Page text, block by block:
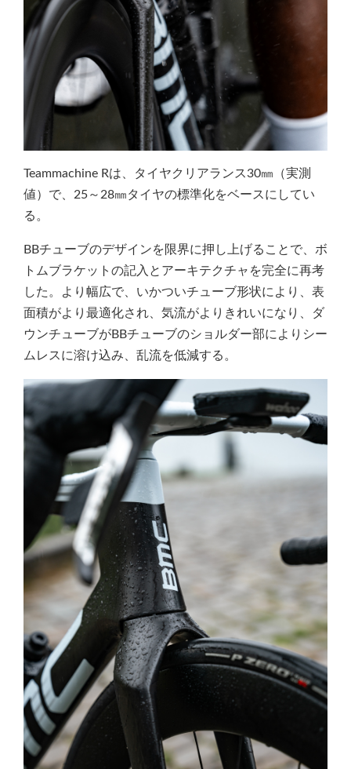
Teammachine Rは、タイヤクリアランス30㎜（実測
値）で、25～28㎜タイヤの標準化をベースにしてい
る。
BBチューブのデザインを限界に押し上げることで、ボ
トムブラケットの記入とアーキテクチャを完全に再考
した。より幅広で、いかついチューブ形状により、表
面積がより最適化され、気流がよりきれいになり、ダ
ウンチューブがBBチューブのショルダー部によりシー
ムレスに溶け込み、乱流を低減する。